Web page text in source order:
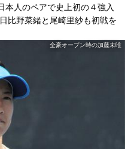
本人のペアで史上初の４強入
比野菜緒と尾崎里紗も初戦を
全豪オープン時の加藤未唯